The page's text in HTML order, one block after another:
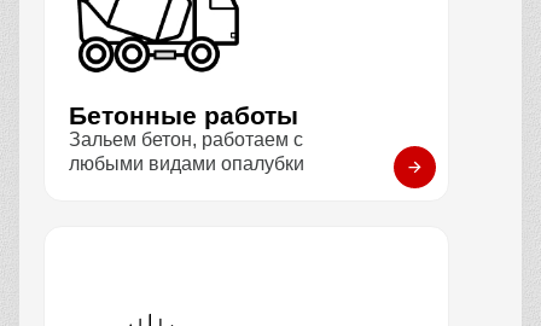
Бетонные работы
Зальем бетон, работаем с
любыми видами опалубки